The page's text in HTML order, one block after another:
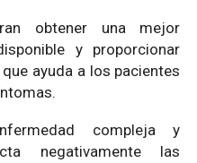
obtener una mejor
y proporcionar
ayuda a los pacientes
compleja y
negativamente las